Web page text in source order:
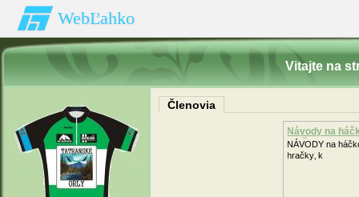
WebĽahko
Vitajte na
Členovia
Návody na
hračk
NÁVODY na
hračky‚ k